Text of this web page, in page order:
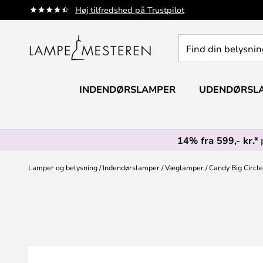
Høj tilfredshed på Trustpilot
Skip
to
din
INDENDØRSLAMPER
14% fra 599,- kr.*
Lamper og belysning Indendørslamper Væglamper Candy Big